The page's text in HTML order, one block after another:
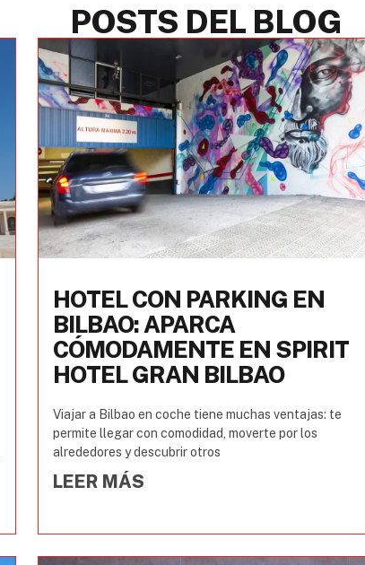
POSTS DEL BLOG
HOTEL CON PARKING EN
BILBAO: APARCA
CÓMODAMENTE EN SPIRIT
HOTEL GRAN BILBAO
Viajar a Bilbao en coche tiene muchas ventajas: te
permite llegar con comodidad, moverte por los
alrededores y descubrir otros
LEER MÁS